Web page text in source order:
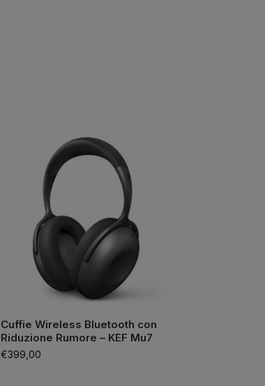
Cuffie Wireless Bluetooth con
Riduzione Rumore – KEF Mu7
€399,00